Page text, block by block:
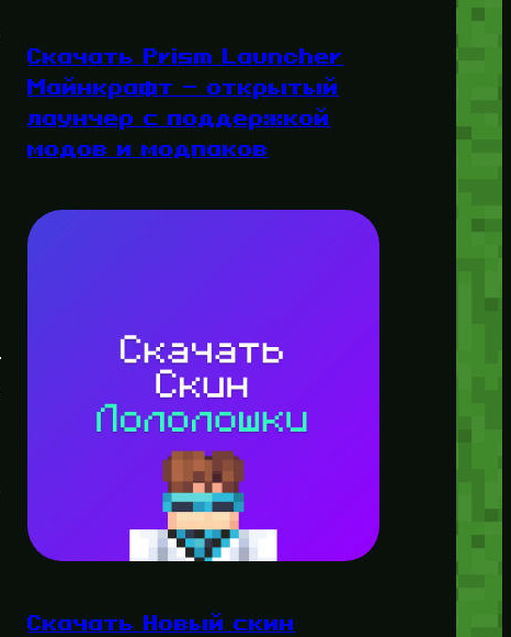
Скачать Prism Launcher
Майнкрафт — открытый
лаунчер с поддержкой
модов и модпаков
Скачать Новый скин